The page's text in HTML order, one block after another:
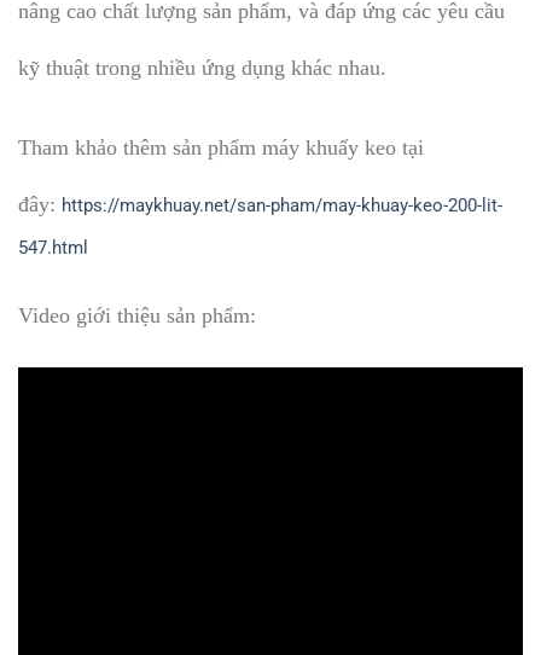
nâng cao chất lượng sản phẩm, và đáp ứng các yêu cầu
kỹ thuật trong nhiều ứng dụng khác nhau.
Tham khảo thêm sản phẩm máy khuấy keo tại
đây: https://maykhuay.net/san-pham/may-khuay-keo-200-lit-
547.html
Video giới thiệu sản phẩm: